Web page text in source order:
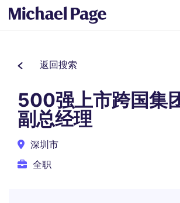
返回搜索
500强上市跨国集
副总经理
深圳市
全职